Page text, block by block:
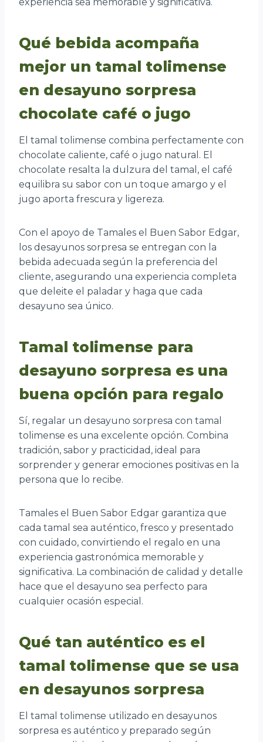
Qué bebida acompaña
mejor un tamal tolimense
en desayuno sorpresa
chocolate café o jugo
El tamal tolimense combina perfectamente con
chocolate caliente, café o jugo natural. El
chocolate resalta la dulzura del tamal, el café
equilibra su sabor con un toque amargo y el
jugo aporta frescura y ligereza.
Con el apoyo de Tamales el Buen Sabor Edgar,
los desayunos sorpresa se entregan con la
bebida adecuada según la preferencia del
cliente, asegurando una experiencia completa
que deleite el paladar y haga que cada
desayuno sea único.
Tamal tolimense para
desayuno sorpresa es una
buena opción para regalo
Sí, regalar un desayuno sorpresa con tamal
tolimense es una excelente opción. Combina
tradición, sabor y practicidad, ideal para
sorprender y generar emociones positivas en la
persona que lo recibe.
Tamales el Buen Sabor Edgar garantiza que
cada tamal sea auténtico, fresco y presentado
con cuidado, convirtiendo el regalo en una
experiencia gastronómica memorable y
significativa. La combinación de calidad y detalle
hace que el desayuno sea perfecto para
cualquier ocasión especial.
Qué tan auténtico es el
tamal tolimense que se usa
en desayunos sorpresa
El tamal tolimense utilizado en desayunos
sorpresa es auténtico y preparado según